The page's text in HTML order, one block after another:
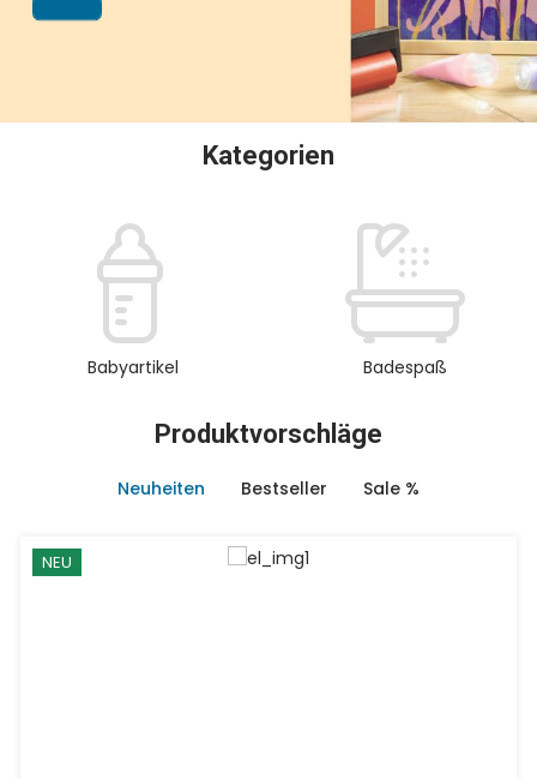
Kategorien
Babyartikel Badespaß
Produktvorschläge
Neuheiten Bestseller Sale %
NEU